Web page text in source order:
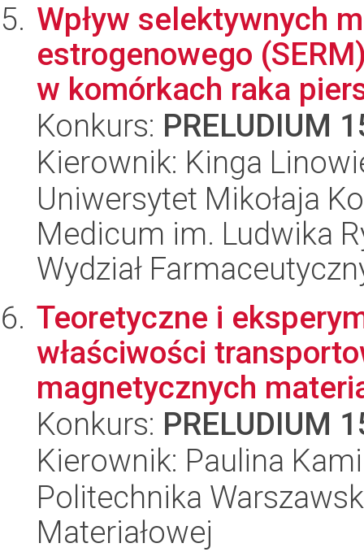
Wpływ selektywnych
estrogenowego
w komórkach raka
Konkurs: PRELUDIUM
Kierownik: Kinga
Uniwersytet Mikołaja
Medicum im. Ludwika
Wydział
Teoretyczne i
właściwości
magnetycznych
Konkurs: PRELUDIUM
Kierownik: Paulina
Politechnika
Materiałowej